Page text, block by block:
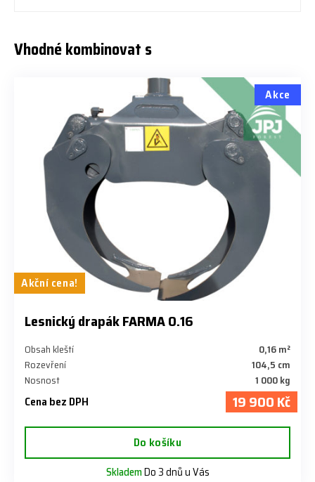
Vhodné kombinovat s
Akce
Akční cena!
Lesnický drapák FARMA 0.16
Obsah kleští
0,16 m²
Rozevření
104,5 cm
Nosnost
1 000 kg
Cena bez DPH 19 900 Kč
Do košíku
SklademDo 3 dnů u Vás